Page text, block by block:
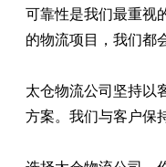
可靠性是我们最重视
的物流项目，我们都
太仓物流公司坚持以
方案。我们与客户保